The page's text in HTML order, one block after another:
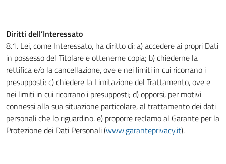
Diritti dell’Interessato
8.1. Lei, come Interessato, ha diritto di: a) accedere ai propri Dati
in possesso del Titolare e ottenerne copia; b) chiederne la
rettifica e/o la cancellazione, ove e nei limiti in cui ricorrano i
presupposti; c) chiedere la Limitazione del Trattamento, ove e
nei limiti in cui ricorrano i presupposti; d) opporsi, per motivi
connessi alla sua situazione particolare, al trattamento dei dati
personali che lo riguardino. e) proporre reclamo al Garante per la
Protezione dei Dati Personali (www.garanteprivacy.it).